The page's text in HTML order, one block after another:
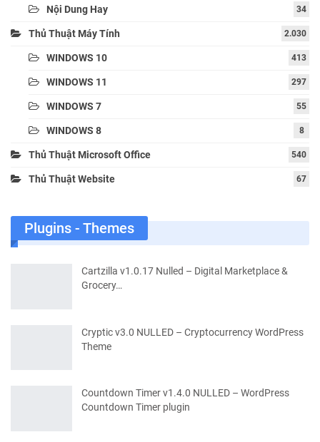
Nội Dung Hay 34
Thủ Thuật Máy Tính 2.030
WINDOWS 10 413
WINDOWS 11 297
WINDOWS 7 55
WINDOWS 8 8
Thủ Thuật Microsoft Office 540
Thủ Thuật Website 67
Plugins - Themes
Cartzilla v1.0.17 Nulled – Digital Marketplace &
Grocery…
Cryptic v3.0 NULLED – Cryptocurrency WordPress
Theme
Countdown Timer v1.4.0 NULLED – WordPress
Countdown Timer plugin